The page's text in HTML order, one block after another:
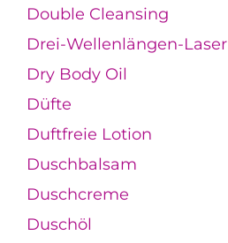
Double Cleansing
Drei-Wellenlängen-Laser
Dry Body Oil
Düfte
Duftfreie Lotion
Duschbalsam
Duschcreme
Duschöl